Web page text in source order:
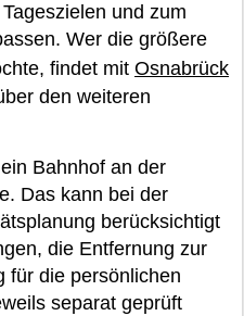
und zum
Wer die größere
findet mit Osnabrück
den weiteren
Bahnhof an der
Das kann bei der
berücksichtigt
die Entfernung zur
für die persönlichen
separat geprüft